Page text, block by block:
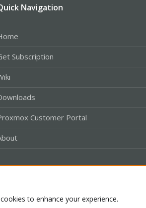
Navigation
Subscription
Customer Portal
to enhance your experience.